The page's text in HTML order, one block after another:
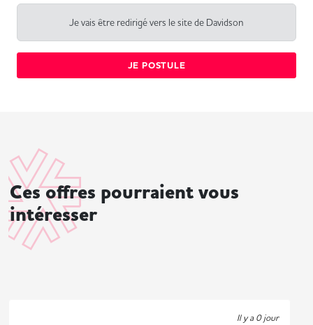
Je vais être redirigé vers le site de Davidson
JE POSTULE
Ces offres pourraient vous
intéresser
Il y a 0 jour